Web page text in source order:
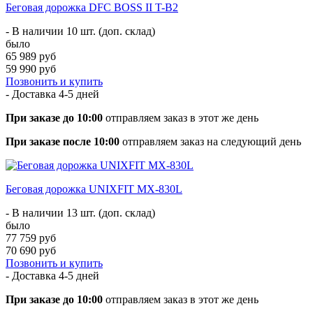
Беговая дорожка DFC BOSS II T-B2
- В наличии 10 шт. (доп. склад)
было
65 989 руб
59 990 руб
Позвонить и купить
- Доставка 4-5 дней
При заказе до 10:00 отправляем заказ в этот же день
При заказе после 10:00 отправляем заказ на следующий день
Беговая дорожка UNIXFIT MX-830L
- В наличии 13 шт. (доп. склад)
было
77 759 руб
70 690 руб
Позвонить и купить
- Доставка 4-5 дней
При заказе до 10:00 отправляем заказ в этот же день